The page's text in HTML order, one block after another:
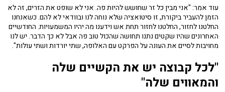
עוד אמר: "אני מבין כל זר שחושש להיות פה. אני לא שופט את הזרים, זה לא
הזמן להעביר ביקורת, זו סיטואציה שלא נוחה לנו ובוודאי לא להם. כשאנחנו
החלטנו לחזור, החלטנו לחזור תחת אש וידענו מה יהיו המשמעויות. החודשיים
האחרונים שהיו שקטים נתנו תחושה שהכול טוב פה אבל לא כך הדבר. יש לנו
מחויבות לסיים את העונה על הפרקט עם האלופה, שתי יורדות ושתי עולות".
"לכל קבוצה יש את הקשיים שלה
והמאווים שלה"